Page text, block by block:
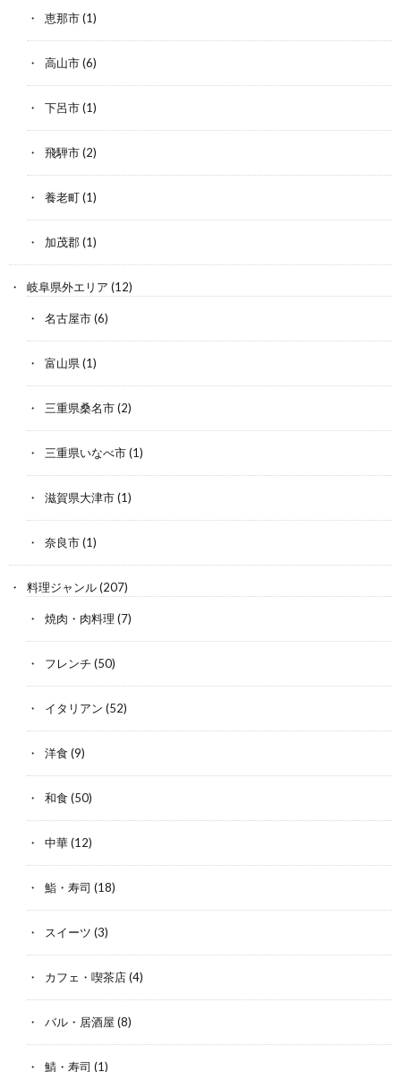
恵那市(1)
高山市(6)
下呂市(1)
飛騨市(2)
養老町(1)
加茂郡(1)
岐阜県外エリア (12)
名古屋市(6)
富山県(1)
三重県桑名市(2)
三重県いなべ市(1)
滋賀県大津市(1)
奈良市(1)
料理ジャンル(207)
焼肉・肉料理 (7)
フレンチ (50)
イタリアン (52)
洋食 (9)
和食 (50)
中華(12)
鮨・寿司 (18)
スイーツ (3)
カフェ・喫茶店(4)
バル・居酒屋 (8)
鯖・寿司 (1)